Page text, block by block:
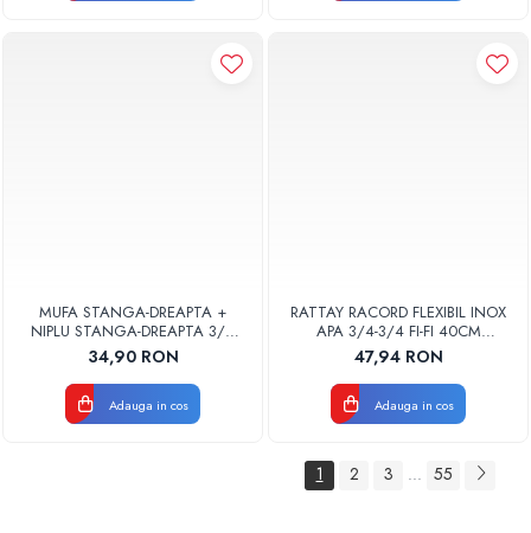
MUFA STANGA-DREAPTA +
NIPLU STANGA-DREAPTA 3/4
GAZ
34,90 RON
Adauga in cos
RATTAY RACORD FLEXIBIL INOX
APA 3/4-3/4 FI-FI 40CM
GOFRAT
47,94 RON
Adauga in cos
1 2 3 ... 55